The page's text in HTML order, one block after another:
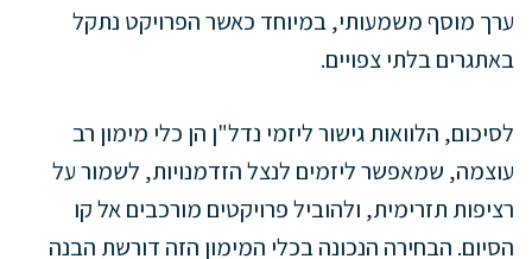
ערך מוסף משמעותי, במיוחד כאשר הפרויקט נתקל
באתגרים בלתי צפויים.
לסיכום, הלוואות גישור ליזמי נדל"ן הן כלי מימון רב
עוצמה, שמאפשר ליזמים לנצל הזדמנויות, לשמור על
רציפות תזרימית, ולהוביל פרויקטים מורכבים אל קו
הסיום. הבחירה הנכונה בכלי המימון הזה דורשת הבנה